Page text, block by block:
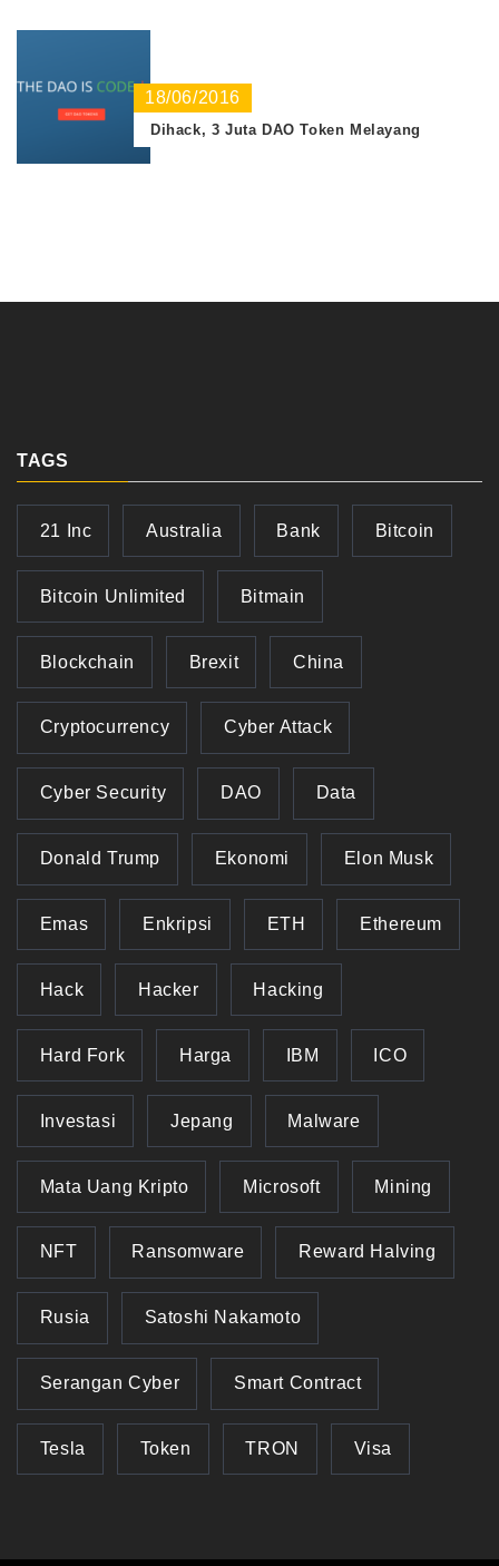
18/06/2016
Dihack, 3 Juta DAO Token Melayang
TAGS
21 Inc Australia Bank Bitcoin
Bitcoin Unlimited Bitmain
Blockchain Brexit China
Cryptocurrency Cyber Attack
Cyber Security DAO Data
Donald Trump Ekonomi Elon Musk
Emas Enkripsi ETH Ethereum
Hack Hacker Hacking
Hard Fork Harga IBM ICO
Investasi Jepang Malware
Mata Uang Kripto Microsoft Mining
NFT Ransomware Reward Halving
Rusia Satoshi Nakamoto
Serangan Cyber Smart Contract
Tesla Token TRON Visa